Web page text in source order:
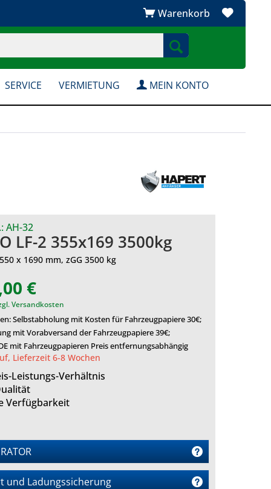
Warenkorb
SERVICE VERMIETUNG MEIN KONTO
AH-32
LF-2 355x169 3500kg
x 1690 mm, zGG 3500 kg
€
Versandkosten
Selbstabholung mit Kosten für Fahrzeugpapiere 30€;
mit Vorabversand der Fahrzeugpapiere 39€;
mit Fahrzeugpapieren Preis entfernungsabhängig
Lieferzeit 6-8 Wochen
Leistungs-Verhältnis
Verfügbarkeit
und Ladungssicherung